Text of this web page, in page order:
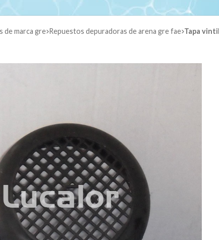
de marca gre repuestos depuradoras de arena gre fae Tapa